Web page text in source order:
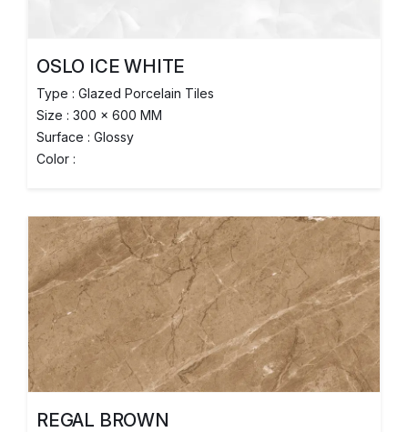
OSLO ICE WHITE
Type : Glazed Porcelain Tiles
Size : 300 x 600 MM
Surface : Glossy
Color :
REGAL BROWN